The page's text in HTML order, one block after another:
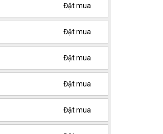
Đặt mua
Đặt mua
Đặt mua
Đặt mua
Đặt mua